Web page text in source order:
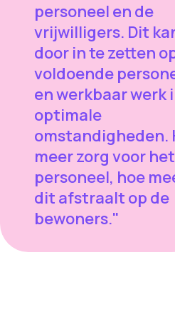
personeel en de
vrijwilligers. Dit
door in te zetten
voldoende
en werkbaar werk
optimale
omstandigheden.
meer zorg voor het
personeel, hoe
dit afstraalt op de
bewoners."